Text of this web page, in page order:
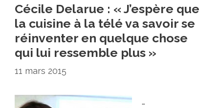
Cécile Delarue : « J’espère que
la cuisine à la télé va savoir se
réinventer en quelque chose
qui lui ressemble plus »
11 mars 2015
…